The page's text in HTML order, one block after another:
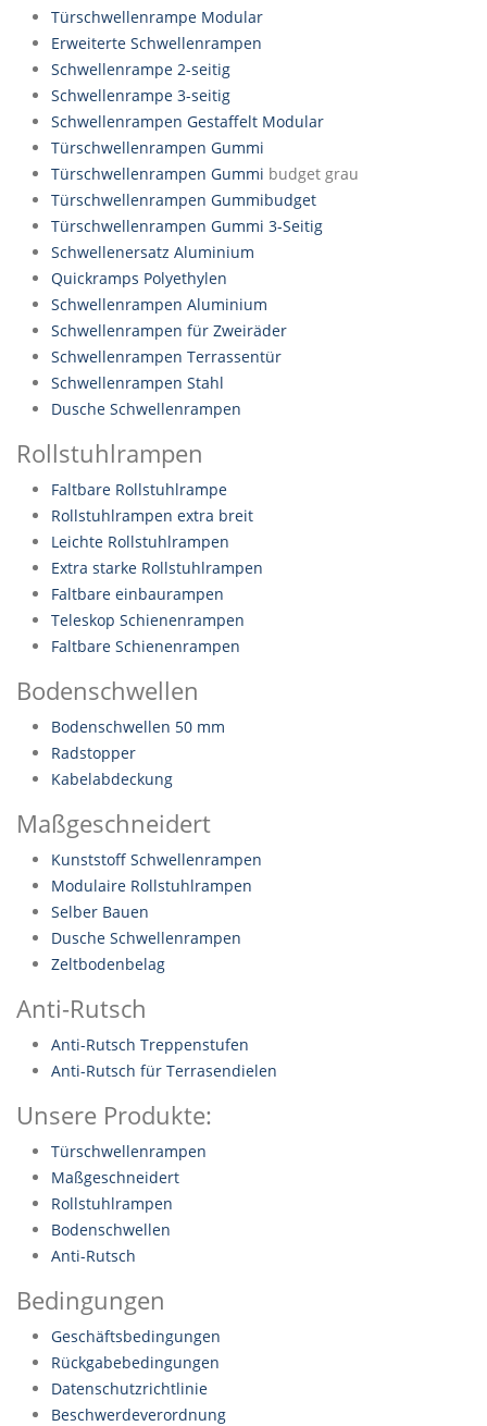
Türschwellenrampe Modular
Erweiterte Schwellenrampen
Schwellenrampe 2-seitig
Schwellenrampe 3-seitig
Schwellenrampen Gestaffelt Modular
Türschwellenrampen Gummi
Türschwellenrampen Gummi budget grau
Türschwellenrampen Gummibudget
Türschwellenrampen Gummi 3-Seitig
Schwellenersatz Aluminium
Quickramps Polyethylen
Schwellenrampen Aluminium
Schwellenrampen für Zweiräder
Schwellenrampen Terrassentür
Schwellenrampen Stahl
Dusche Schwellenrampen
Rollstuhlrampen
Faltbare Rollstuhlrampe
Rollstuhlrampen extra breit
Leichte Rollstuhlrampen
Extra starke Rollstuhlrampen
Faltbare einbaurampen
Teleskop Schienenrampen
Faltbare Schienenrampen
Bodenschwellen
Bodenschwellen 50 mm
Radstopper
Kabelabdeckung
Maßgeschneidert
Kunststoff Schwellenrampen
Modulaire Rollstuhlrampen
Selber Bauen
Dusche Schwellenrampen
Zeltbodenbelag
Anti-Rutsch
Anti-Rutsch Treppenstufen
Anti-Rutsch für Terrasendielen
Unsere Produkte:
Türschwellenrampen
Maßgeschneidert
Rollstuhlrampen
Bodenschwellen
Anti-Rutsch
Bedingungen
Geschäftsbedingungen
Rückgabebedingungen
Datenschutzrichtlinie
Beschwerdeverordnung